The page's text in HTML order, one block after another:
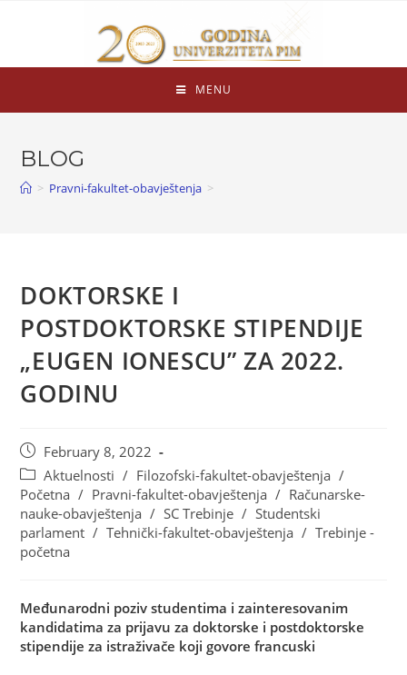
MENU
BLOG
> Pravni-fakultet-obavještenja >
DOKTORSKE I
POSTDOKTORSKE STIPENDIJE
„EUGEN IONESCU” ZA 2022.
GODINU
February 8, 2022
Aktuelnosti / Filozofski-fakultet-obavještenja /
Početna / Pravni-fakultet-obavještenja / Računarske-
nauke-obavještenja / SC Trebinje / Studentski
parlament / Tehnički-fakultet-obavještenja / Trebinje -
početna
Međunarodni poziv studentima i zainteresovanim
kandidatima za prijavu za doktorske i postdoktorske
stipendije za istraživače koji govore francuski